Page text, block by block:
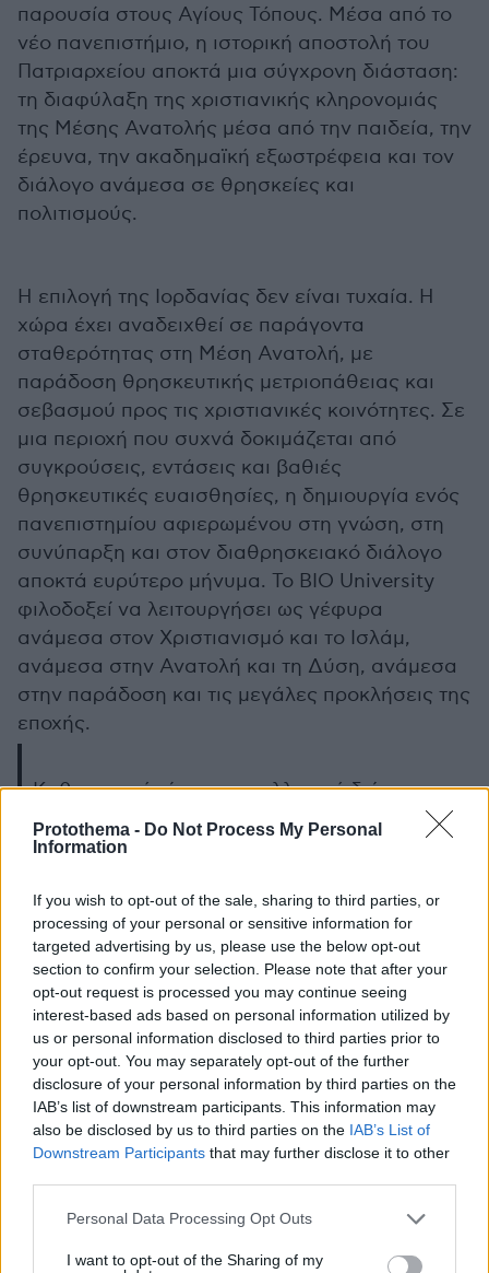
Protothema - Do Not Process My Personal
Information
If you wish to opt-out of the sale, sharing to third parties, or
processing of your personal or sensitive information for
targeted advertising by us, please use the below opt-out
section to confirm your selection. Please note that after your
opt-out request is processed you may continue seeing
interest-based ads based on personal information utilized by
us or personal information disclosed to third parties prior to
your opt-out. You may separately opt-out of the further
disclosure of your personal information by third parties on the
IAB’s list of downstream participants. This information may
also be disclosed by us to third parties on the IAB’s List of
Downstream Participants that may further disclose it to other
Please note that this website/app uses one or more Google
not limited to your visit or usage behaviour. You may click to
Personal Data Processing Opt Outs
I want to opt-out of the Sharing of my
παρουσία στους Αγίους Τόπους. Μέσα από το
νέο πανεπιστήμιο, η ιστορική αποστολή του
Πατριαρχείου αποκτά μια σύγχρονη διάσταση:
τη διαφύλαξη της χριστιανικής κληρονομιάς
της Μέσης Ανατολής μέσα από την παιδεία, την
έρευνα, την ακαδημαϊκή εξωστρέφεια και τον
διάλογο ανάμεσα σε θρησκείες και
πολιτισμούς.
Η επιλογή της Ιορδανίας δεν είναι τυχαία. Η
χώρα έχει αναδειχθεί σε παράγοντα
σταθερότητας στη Μέση Ανατολή, με
παράδοση θρησκευτικής μετριοπάθειας και
σεβασμού προς τις χριστιανικές κοινότητες. Σε
μια περιοχή που συχνά δοκιμάζεται από
συγκρούσεις, εντάσεις και βαθιές
θρησκευτικές ευαισθησίες, η δημιουργία ενός
πανεπιστημίου αφιερωμένου στη γνώση, στη
συνύπαρξη και στον διαθρησκειακό διάλογο
αποκτά ευρύτερο μήνυμα. Το BIO University
φιλοδοξεί να λειτουργήσει ως γέφυρα
ανάμεσα στον Χριστιανισμό και το Ισλάμ,
ανάμεσα στην Ανατολή και τη Δύση, ανάμεσα
στην παράδοση και τις μεγάλες προκλήσεις της
εποχής.
Καθοριστική είναι και η ελληνική διάσταση
του εγχειρήματος. Η ελληνική γλώσσα, η
ελληνική φιλοσοφία και ο ελληνικός
ταυτότητας του πανεπιστημίου. Τα ελληνικά
γράμματα στο λογότυπο, η διδασκαλία της
ελληνικής γλώσσας, η έμφαση στην
ελληνική φιλοσοφία και ειδικά στον
Πλάτωνα, η συμμετοχή Ελλήνων καθηγητών
και προσωπικοτήτων, καθώς και η ίδρυση
Ερευνητικού Κέντρου Ελληνικής Φιλοσοφίας
και Γλώσσας αναδεικνύουν το βαθύ
ελληνικό αποτύπωμα της πρωτοβουλίας.